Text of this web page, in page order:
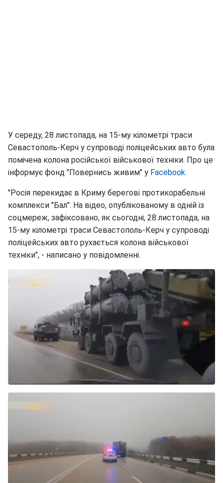
У середу, 28 листопада, на 15-му кілометрі траси
Севастополь-Керч у супроводі поліцейських авто була
помічена колона російської військової техніки. Про це
інформує фонд "Повернись живим" у Facebook.
"Росія перекидає в Криму берегові протикорабельні
комплекси "Бал". На відео, опублікованому в одній із
соцмереж, зафіксовано, як сьогодні, 28 листопада, на
15-му кілометрі траси Севастополь-Керч у супроводі
поліцейських авто рухається колона військової
техніки", - написано у повідомленні.